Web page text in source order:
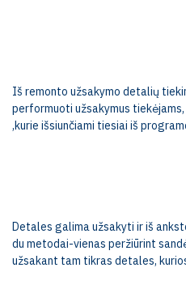
Iš remonto užsakymo detalių
performuoti užsakymus
,kurie išsiunčiami tiesiai iš
Detales galima užsakyti ir iš
du metodai-vienas peržiūrint
užsakant tam tikras detales,